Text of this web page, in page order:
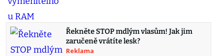
Řekněte STOP mdlým vlasům! Jak jim
zaručeně vrátíte lesk?
Reklama